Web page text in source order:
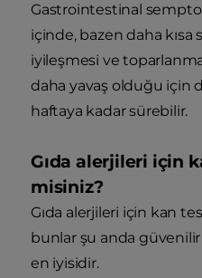
Gastrointestinal
içinde, bazen daha
iyileşmesi ve
daha yavaş olduğu için
haftaya kadar sürebilir.
Gıda alerjileri için
misiniz?
Gıda alerjileri için kan
bunlar şu anda güvenilir
en iyisidir.